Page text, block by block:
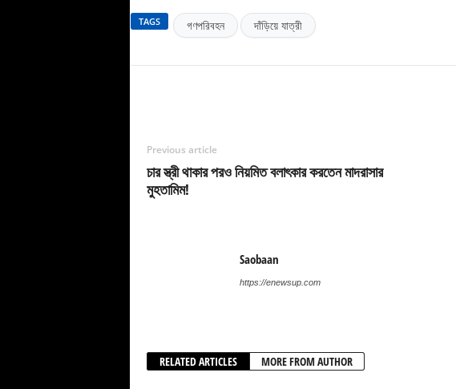
TAGS গণপরিবহন দাঁড়িয়ে যাত্রী
Previous article
চার স্ত্রী থাকার পরও নিয়মিত বলাৎকার করতেন মাদরাসার
মুহতামিম!
Saobaan
https://enewsup.com
RELATED ARTICLES MORE FROM AUTHOR